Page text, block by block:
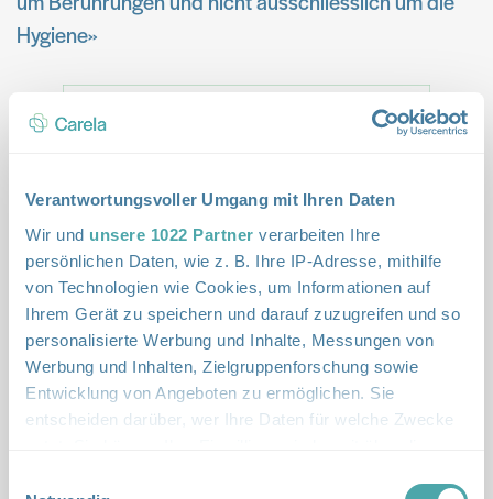
Verantwortungsvoller Umgang mit Ihren Daten
Wir und unsere 1022 Partner verarbeiten Ihre
persönlichen Daten, wie z. B. Ihre IP-Adresse, mithilfe
von Technologien wie Cookies, um Informationen auf
Ihrem Gerät zu speichern und darauf zuzugreifen und so
personalisierte Werbung und Inhalte, Messungen von
Werbung und Inhalten, Zielgruppenforschung sowie
Entwicklung von Angeboten zu ermöglichen. Sie
entscheiden darüber, wer Ihre Daten für welche Zwecke
Hygiene»
Wie viel Pflege braucht eine Person mit
Krebs?
Gerade in der Betreuung von Krebspatientinnen
und -patienten verändert sich der Pflegebedarf oft
Behandlung und der psychischen Verfassung. Das